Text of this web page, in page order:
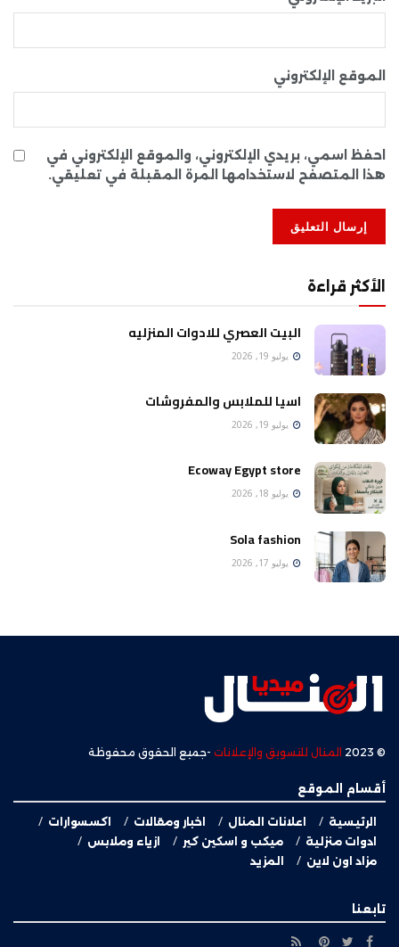
الموقع الإلكتروني
احفظ اسمي، بريدي الإلكتروني، والموقع الإلكتروني في
هذا المتصفح لاستخدامها المرة المقبلة في تعليقي.
الأكثر قراءة
البيت العصري للادوات المنزليه
يوليو 19, 2026
اسيا للملابس والمفروشات
يوليو 19, 2026
Ecoway Egypt store
يوليو 18, 2026
Sola fashion
يوليو 17, 2026
© 2023 المنال للتسويق والإعلانات -جميع الحقوق محفوظة
أقسام الموقع
الرئيسية اعلانات المنال اخبار ومقالات
اكسسوارات
ادوات منزلية
ميكب و اسكين كير
ازياء وملابس
مزاد اون لاين
المزيد
تابعنا